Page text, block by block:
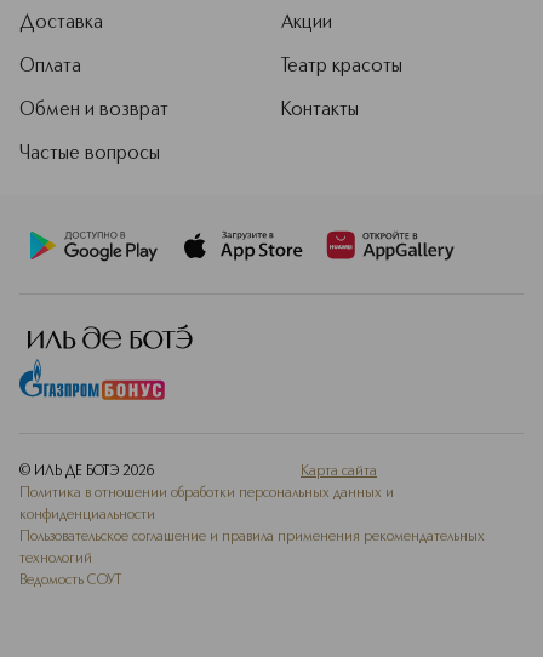
Доставка
Оплата
Обмен и возврат
Частые вопросы
Акции
Театр красоты
Контакты
© ИЛЬ ДЕ БОТЭ 2026
Карта сайта
Политика в отношении обработки персональных данных и
конфиденциальности
Пользовательское соглашение и правила применения рекомендательных
технологий
Ведомость СОУТ